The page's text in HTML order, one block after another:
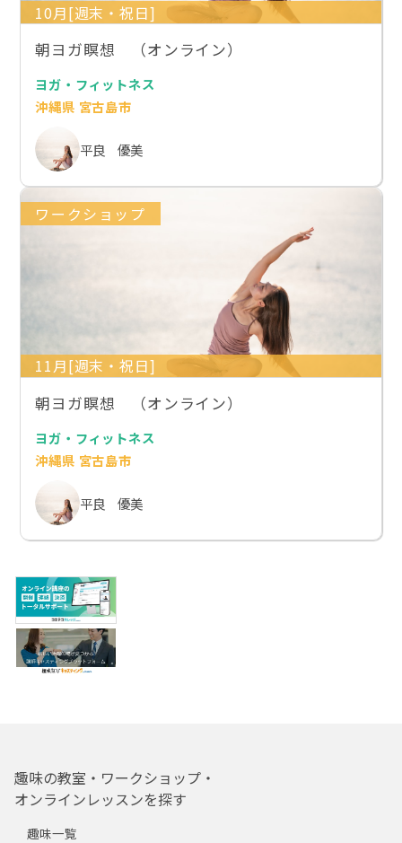
10月[週末・祝日]
朝ヨガ瞑想 （オンライン）
ヨガ・フィットネス
沖縄県 宮古島市
平良 優美
ワークショップ
11月[週末・祝日]
朝ヨガ瞑想 （オンライン）
ヨガ・フィットネス
沖縄県 宮古島市
平良 優美
趣味の教室・ワークショップ・
オンラインレッスンを探す
趣味一覧